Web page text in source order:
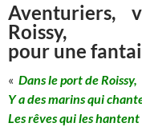
Aventuriers,
Roissy,
pour une
« Dans le port de Roissy,
Y a des marins qui
Les rêves qui les hantent